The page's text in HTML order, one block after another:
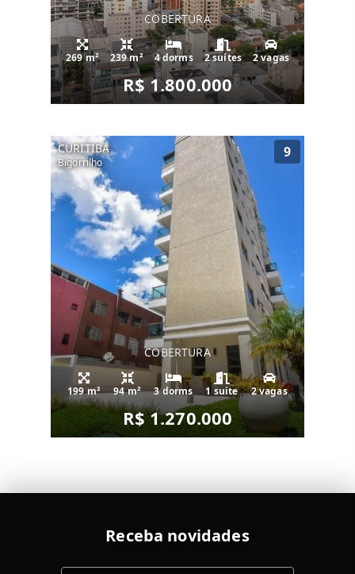
COBERTURA
269 m² 239 m² 4 dorms 2 suítes 2 vagas
R$ 1.800.000
CURITIBA
Bigorrilho
9
COBERTURA
199 m² 94 m² 3 dorms 1 suíte 2 vagas
R$ 1.270.000
Receba novidades